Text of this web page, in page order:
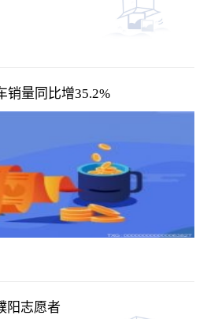
销量同比增35.2%
阳志愿者